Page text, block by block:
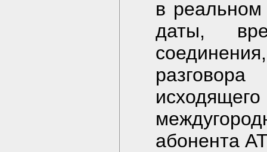
в
даты,
абонента